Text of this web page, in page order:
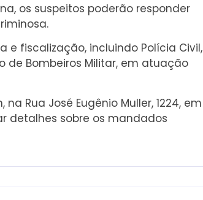
os suspeitos poderão responder
fiscalização, incluindo Polícia Civil,
de Bombeiros Militar, em atuação
Rua José Eugênio Muller, 1224, em
detalhes sobre os mandados